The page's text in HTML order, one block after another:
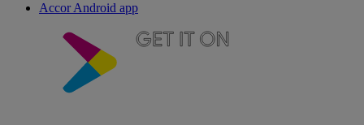
Accor Android app